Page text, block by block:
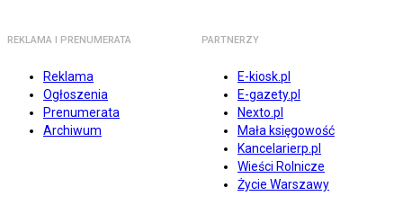
REKLAMA I PRENUMERATA
Reklama
Ogłoszenia
Prenumerata
Archiwum
PARTNERZY
E-kiosk.pl
E-gazety.pl
Nexto.pl
Mała księgowość
Kancelarierp.pl
Wieści Rolnicze
Życie Warszawy